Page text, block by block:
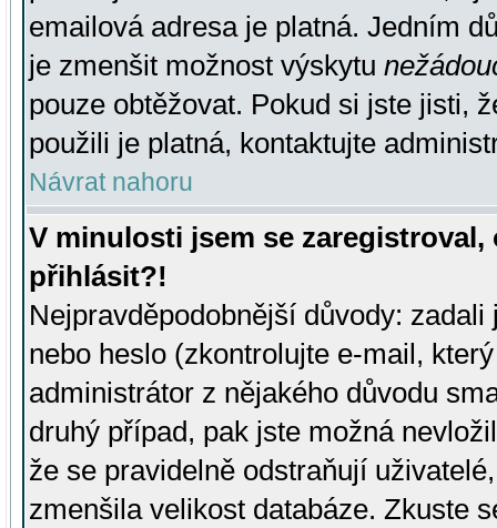
emailová adresa je platná. Jedním
je zmenšit možnost výskytu
pouze obtěžovat. Pokud si jste jisti,
použili je platná, kontaktujte
Návrat nahoru
V minulosti jsem se
přihlásit?!
Nejpravděpodobnější důvody:
nebo heslo (zkontrolujte e-mail,
administrátor z nějakého důvodu
druhý případ, pak jste možná
že se pravidelně odstraňují
zmenšila velikost databáze. Zkuste